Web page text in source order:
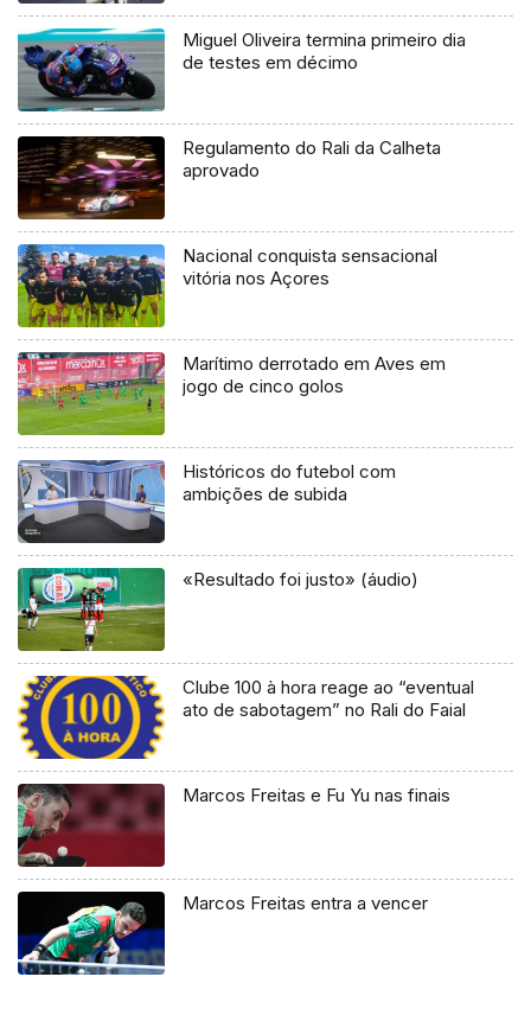
Miguel Oliveira termina primeiro dia
de testes em décimo
Regulamento do Rali da Calheta
aprovado
Nacional conquista sensacional
vitória nos Açores
Marítimo derrotado em Aves em
jogo de cinco golos
Históricos do futebol com
ambições de subida
«Resultado foi justo» (áudio)
Clube 100 à hora reage ao “eventual
ato de sabotagem” no Rali do Faial
Marcos Freitas e Fu Yu nas finais
Marcos Freitas entra a vencer